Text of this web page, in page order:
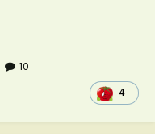
10
4